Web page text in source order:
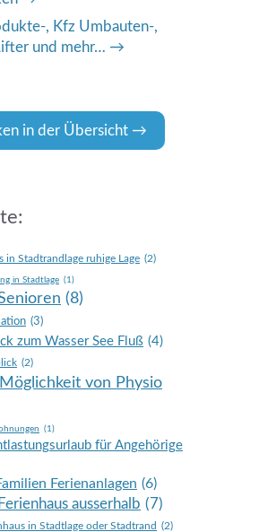
, Kfz Umbauten-,
und mehr…
in der Übersicht
in Stadtrandlage ruhige Lage (2)
in Stadtlage (1)
(8)
(3)
zum Wasser See Fluß (4)
(2)
von Physio
(1)
für Angehörige
Ferienanlagen (6)
ausserhalb (7)
in Stadtlage oder Stadtrand (2)